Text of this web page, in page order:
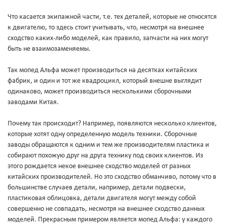
Что касается экипажной части, т.е. тех деталей, которые не относятся
к двигателю, то здесь стоит учитывать, что, несмотря на внешнее
сходство каких-либо моделей, как правило, запчасти на них могут
быть не взаимозаменяемы.
Так мопед Альфа может производиться на десятках китайских
фабрик, и один и тот же квадроцикл, который внешне выглядит
одинаково, может производиться несколькими сборочными
заводами Китая.
Почему так происходит? Например, появляются несколько клиентов,
которые хотят одну определенную модель техники. Сборочные
заводы обращаются к одним и тем же производителям пластика и
собирают похожую друг на друга технику под своих клиентов. Из
этого рождается некое внешнее сходство моделей от разных
китайских производителей. Но это сходство обманчиво, потому что в
большинстве случаев детали, например, детали подвески,
пластиковая облицовка, детали двигателя могут между собой
совершенно не совпадать, несмотря на внешнее сходство данных
моделей. Прекрасным примером является мопед Альфа: у каждого